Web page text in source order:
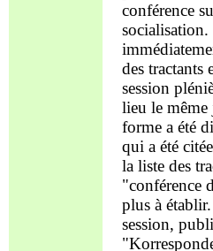
conférence
socialisation.
des tractants
session
lieu le même
forme a été
qui a été
la liste des
"conférence
plus à établir.
session,